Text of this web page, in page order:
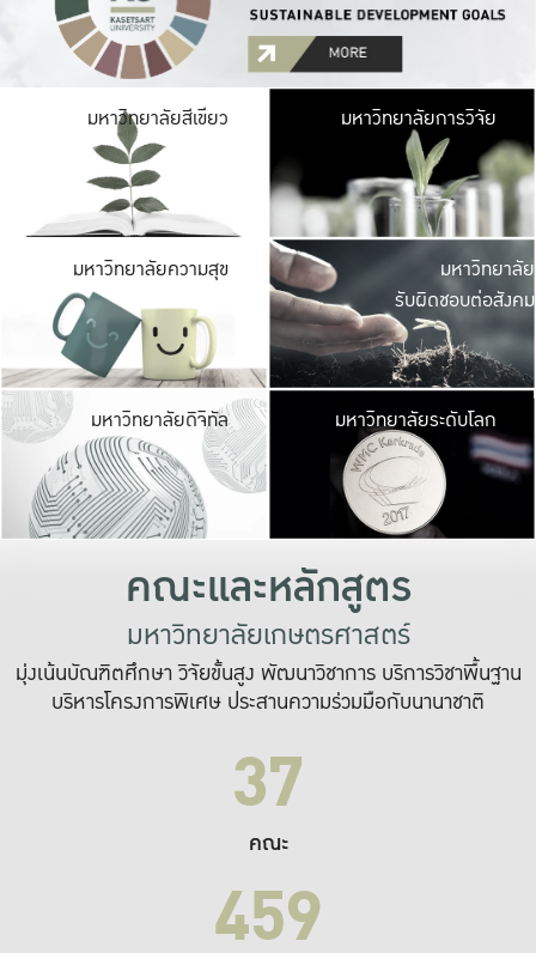
มหาวิทยาลัยสีเขียว มหาวิ
มีพื้นที่เขียวสดใส
เป็นป่าในเมือง เกษต
มหาวิทยาลัยการวิจัย
มหาวิทยาลัยความสุข มหาวิ
ค
เปิดประ
และพบเรื่องราวใ
มหาวิทยาลัย
รับผิดชอบต่อสังคม
มหาวิทยาลัยดิจิทัล มหาวิ
เปลี่ยนแปลง แล
เพื่อทำง
ระบบสารสนเทศ
มหาวิทยาลัยระดับโลก
คณะและหลักสูตร
มหาวิทยาลัยเกษตรศาสตร์
มุ่งเน้นบัณฑิตศึกษา วิจัยขั้นสูง พัฒนาวิชาการ บริการวิชาพื้นฐาน
บริหารโครงการพิเศษ ประสานความร่วมมือกับนานาชาติ
37
คณะ
459